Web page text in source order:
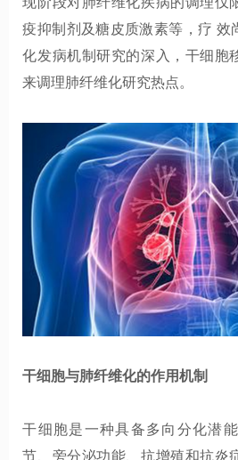
疫抑制剂及糖皮质激素等，疗 效
化发病机制研究的深入，干细胞
来调理肺纤维化研究热点。
干细胞与肺纤维化的作用机制
干细胞是一种具备多向分化潜
节、旁分泌功能、抗增殖和抗炎